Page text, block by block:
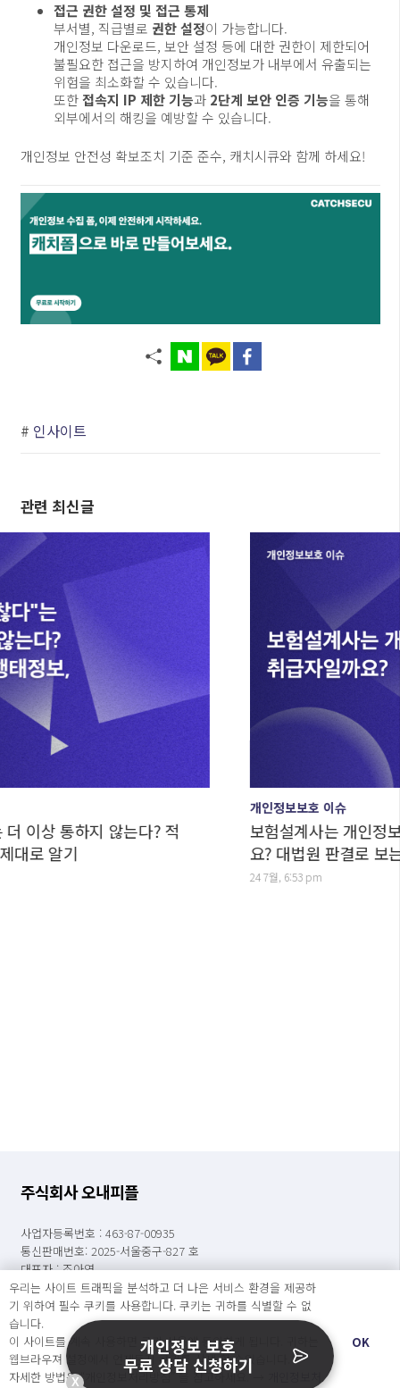
접근 권한 설정 및 접근 통제
부서별, 직급별로 권한 설정이 가능합니다.
개인정보 다운로드, 보안 설정 등에 대한 권한이 제한되어
불필요한 접근을 방지하여 개인정보가 내부에서 유출되는
위험을 최소화할 수 있습니다.
또한접속지 IP 제한 기능과 2단계 보안 인증 기능을 통해
외부에서의 해킹을 예방할 수 있습니다.
개인정보 안전성 확보조치 기준 준수, 캐치시큐와 함께 하세요!
# 인사이트
관련 최신글
통하지 않는다? 적
기
개인정보보호 이슈
보험설계사는 개인정보처리
요? 대법원 판결로 보는 구분
24 7월, 6:53 pm
주식회사 오내피플
사업자등록번호 : 463-87-00935
통신판매번호: 2025-서울중구-827 호
대표자 : 조아영
이메일 : contact@catchsecu.com
전화 : 070-7776-8552
주소 : 서울특별시 중구 명동길 73, 6층 602호(명동1가, 페이지명동)
※ 상담가능시간 : [평일] 월요일 ~ 금요일 : 09:00 ~ 17:00
(점심시간 : 12:00 ~ 13:00)
우리는 사이트 트래픽을 분석하고 더 나은 서비스 환경을 제공하
기 위하여 필수 쿠키를 사용합니다. 쿠키는 귀하를 식별할 수 없
습니다.
이 사이트를 계속 사용하면 쿠키 사용에 동의하게 됩니다. 귀하는
웹브라우져 설정에서 언제든지 쿠키를 삭제 할 수있습니다.
자세한 방법은 “개인정보처리방침” 을 참고하세요. →
OK
X
개인정보 보호
무료 상담 신청하기